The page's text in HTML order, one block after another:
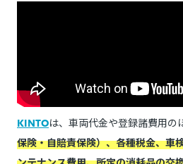
KINTOは、車両代金や登録諸費用の
保険・自賠責保険）、各種税金、車